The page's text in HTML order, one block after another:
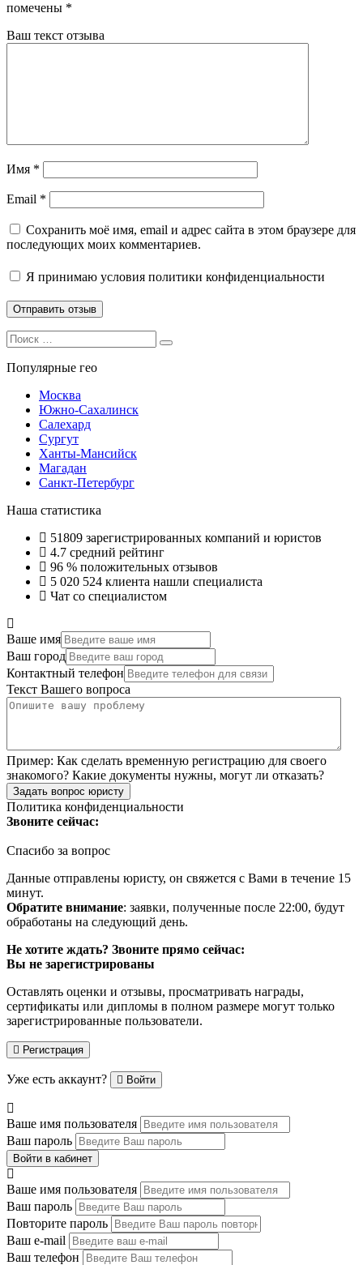
помечены *
Ваш текст отзыва
Имя *
Email *
Сохранить моё имя, email и адрес сайта в этом браузере для
последующих моих комментариев.
Я принимаю условия политики конфиденциальности
Search
for:
Search
Популярные гео
Москва
Южно-Сахалинск
Салехард
Сургут
Ханты-Мансийск
Магадан
Санкт-Петербург
Наша статистика
51809 зарегистрированных компаний и юристов
4.7 средний рейтинг
96 % положительных отзывов
5 020 524 клиента нашли специалиста
Чат со специалистом
Ваше имя
Ваш город
Контактный телефон
Текст Вашего вопроса
Пример: Как сделать временную регистрацию для своего
знакомого? Какие документы нужны, могут ли отказать?
Задать вопрос юристу
Политика конфиденциальности
Звоните сейчас:
Спасибо за вопрос
Данные отправлены юристу, он свяжется с Вами в течение 15
минут.
Обратите внимание: заявки, полученные после 22:00, будут
обработаны на следующий день.
Не хотите ждать? Звоните прямо сейчас:
Вы не зарегистрированы
Оставлять оценки и отзывы, просматривать награды,
сертификаты или дипломы в полном размере могут только
зарегистрированные пользователи.
Регистрация
Уже есть аккаунт? Войти
Ваше имя пользователя
Ваш пароль
Войти в кабинет
Ваше имя пользователя
Ваш пароль
Повторите пароль
Ваш e-mail
Ваш телефон